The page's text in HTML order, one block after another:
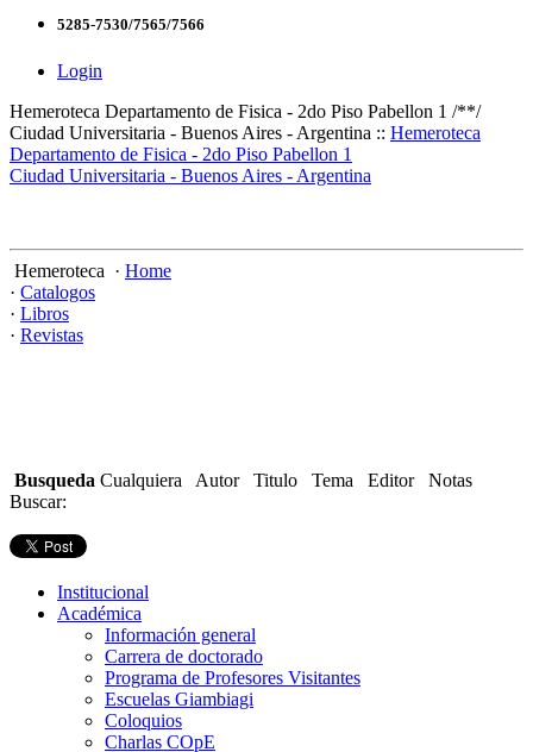
5285-7530/7565/7566
Login
Hemeroteca Departamento de Fisica - 2do Piso Pabellon 1 /**/
Ciudad Universitaria - Buenos Aires - Argentina :: Hemeroteca
Departamento de Fisica - 2do Piso Pabellon 1
Ciudad Universitaria - Buenos Aires - Argentina
Hemeroteca · Home
· Catalogos
· Libros
· Revistas
Busqueda Cualquiera Autor Titulo Tema Editor Notas
Buscar:
Institucional
Académica
Información general
Carrera de doctorado
Programa de Profesores Visitantes
Escuelas Giambiagi
Coloquios
Charlas COpE